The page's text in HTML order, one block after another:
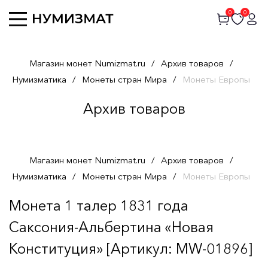
0 0
Магазин монет Numizmat.ru / Архив товаров /
Нумизматика / Монеты стран Мира / Монеты Европы
Архив товаров
Магазин монет Numizmat.ru / Архив товаров /
Нумизматика / Монеты стран Мира / Монеты Европы
Монета 1 талер 1831 года
Саксония-Альбертина «Новая
Конституция» [Артикул: MW-01896]